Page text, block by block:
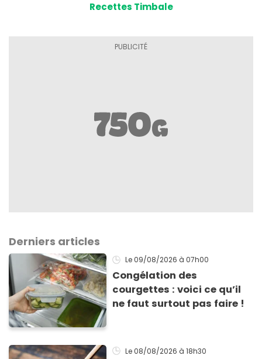
Recettes Timbale
Derniers articles
Le 09/08/2026 à 07h00
Congélation des
courgettes : voici ce qu’il
ne faut surtout pas faire !
Le 08/08/2026 à 18h30